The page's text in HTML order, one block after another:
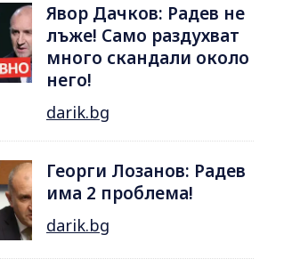
Явор Дачков: Радев не
лъже! Само раздухват
много скандали около
него!
darik.bg
Георги Лозанов: Радев
има 2 проблема!
darik.bg